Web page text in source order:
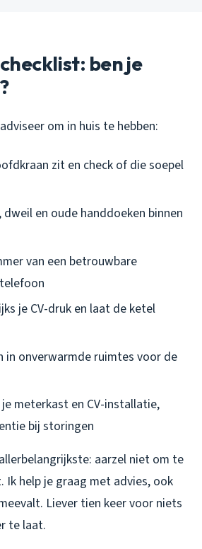
ben je
om in huis te hebben:
zit en check of die soepel
dweil en oude handdoeken binnen
van een betrouwbare
je CV-druk en laat de ketel
in onverwarmde ruimtes voor de
je meterkast en CV-installatie,
bij storingen
aarzel niet om te
Ik help je graag met advies, ook
Liever tien keer voor niets
te laat.